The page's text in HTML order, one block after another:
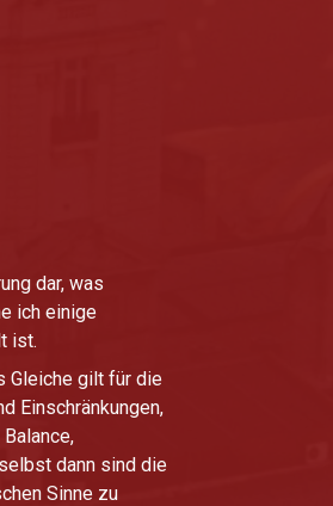
dar, was
ich einige
ist.
Gleiche gilt für die
Einschränkungen,
dann sind die
Sinne zu